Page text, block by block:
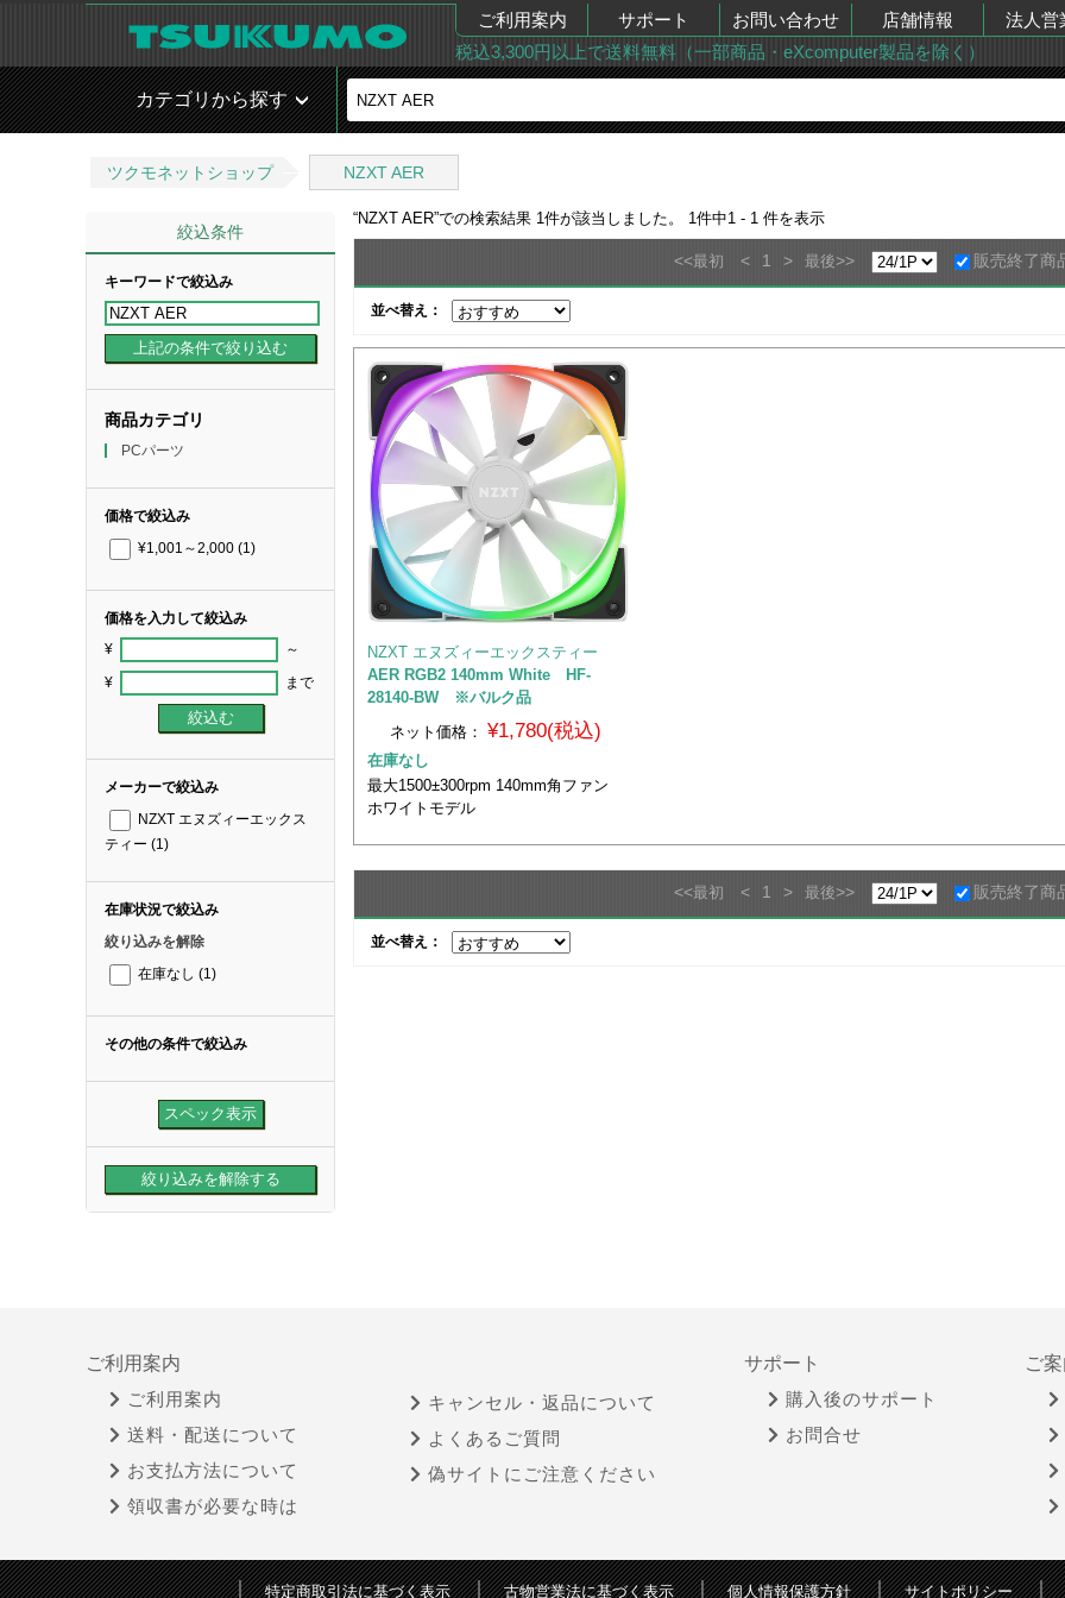
ご利用案内 サポート お問い合わせ 店舗情報 法人営
税込3,300円以上で送料無料（一部商品・eXcomputer製品を除く）
カテゴリから探す
ツクモネットショップ NZXT AER
絞込条件
キーワードで絞込み
商品カテゴリ
PCパーツ
価格で絞込み
¥1,001～2,000 (1)
価格を入力して絞込み
¥ ～
¥ まで
メーカーで絞込み
NZXT エヌズィーエックス
ティー (1)
在庫状況で絞込み
絞り込みを解除
在庫なし (1)
その他の条件で絞込み
“NZXT AER”での検索結果 1 件が該当しました。 1 件中1 - 1 件を表示
<<最初 < 1 > 最後>> 販売終了商
並べ替え：
NZXT エヌズィーエックスティー
AER RGB2 140mm White HF-
28140-BW ※バルク品
ネット価格： ¥1,780(税込)
在庫なし
最大1500±300rpm 140mm角ファン
ホワイトモデル
<<最初 < 1 > 最後>> 販売終了商
並べ替え：
ご利用案内
ご利用案内
送料・配送について
お支払方法について
領収書が必要な時は
キャンセル・返品について
よくあるご質問
偽サイトにご注意ください
サポート
購入後のサポート
お問合せ
ご
特定商取引法に基づく表示 古物営業法に基づく表示 個人情報保護方針 サイトポリシー